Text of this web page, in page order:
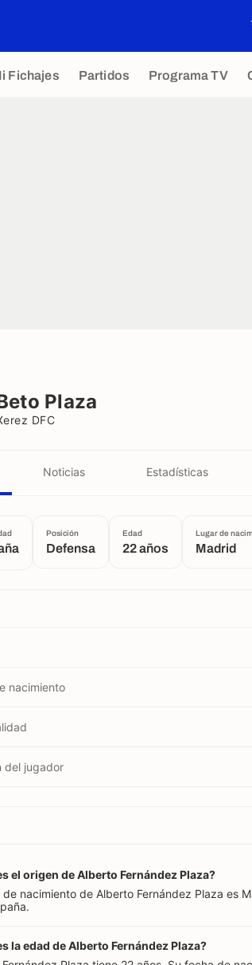
Fichajes Partidos Programa TV
Plaza
DFC
Noticias Estadísticas
Posición
Defensa
Edad
22 años
Lugar de
Madrid
nacimiento
del jugador
el origen de Alberto Fernández Plaza?
de nacimiento de Alberto Fernández Plaza es
la edad de Alberto Fernández Plaza?